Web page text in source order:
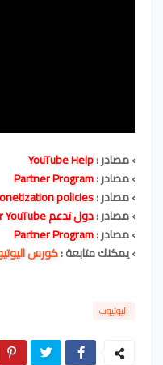
› مصادر:
YouTube Help
› مصادر:
Partner Program
› مصادر:
policies
› مصادر:دول تدعم Partner YouTube
› مصادر:
Partner Program
› يمكنك متابعة :كورس
اليوتيوب